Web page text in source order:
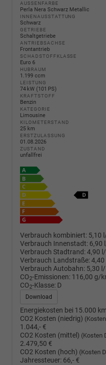
AUSSENFARBE
Perla Nera Schwarz Metallic
INNENAUSSTATTUNG
Schwarz
GETRIEBE
Schaltgetriebe
ANTRIEBSACHSE
Frontantrieb
SCHADSTOFFKLASSE
Euro 6
HUBRAUM
1.199 ccm
LEISTUNG
74 kW (101 PS)
KRAFTSTOFF
Benzin
KATEGORIE
Limousine
KILOMETERSTAND
25 km
ERSTZULASSUNG
01.08.2026
ZUSTAND
unfallfrei
Verbrauch kombiniert: 5,10
Verbrauch Innenstadt: 6,90
Verbrauch Stadtrand:4,90
Verbrauch Landstraße:
Verbrauch Autobahn: 5,30
CO2-Emissionen: 116,00 g/
CO2-Klasse: D
Download
Energiekosten bei 15.000
CO2 Kosten (niedrig)
1.044,- €
CO2 Kosten (mittel) (Kosten
2.479,50 €
CO2 Kosten (hoch) (Kosten
Jahressteuer: 66,- €